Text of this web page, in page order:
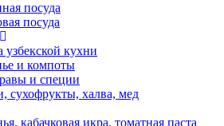
посуда
посуда
узбекской кухни
и компоты
и специи
сухофрукты, халва, мед
кабачковая икра, томатная паста